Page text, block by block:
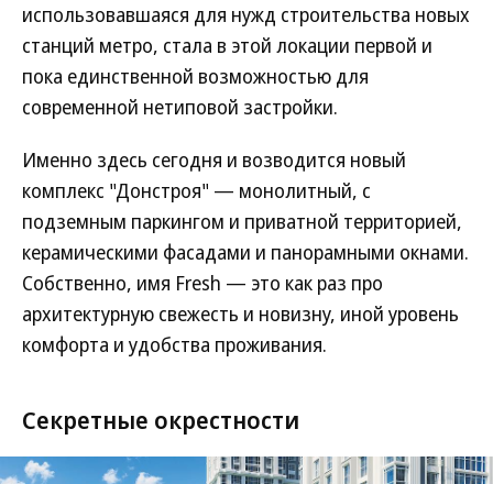
использовавшаяся для нужд строительства новых
станций метро, стала в этой локации первой и
пока единственной возможностью для
современной нетиповой застройки.
Именно здесь сегодня и возводится новый
комплекс "Донстроя" — монолитный, с
подземным паркингом и приватной территорией,
керамическими фасадами и панорамными окнами.
Собственно, имя Fresh — это как раз про
архитектурную свежесть и новизну, иной уровень
комфорта и удобства проживания.
Секретные окрестности